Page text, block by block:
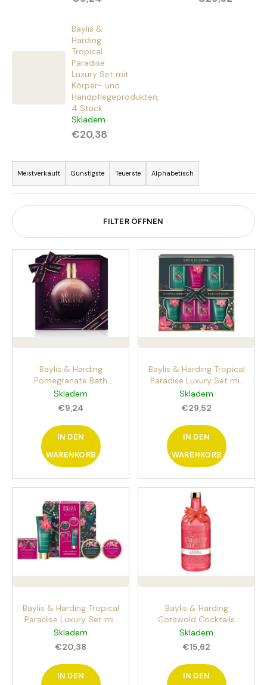
Baylis &
Harding
Tropical
Paradise
Luxury Set mit
Körper- und
Handpflegeprodukten,
4 Stück
Skladem
€20,38
P
o
d
u
k
t
e
Meistverkauft Günstigste Teuerste Alphabetisch
FILTER ÖFFNEN
L
d
e
e
Baylis & Harding
Pomegranate Bath
Bubbles 250 ml
Badeschaum Feige und
Granatapfel
Skladem
€9,24
IN DEN
WARENKORB
Baylis & Harding Tropical
Paradise Luxury Set mit
Körper- und
Handpflegeprodukten,
7-teilig
Skladem
€29,52
IN DEN
WARENKORB
Baylis & Harding Tropical
Paradise Luxury Set mit
Körper- und
Handpflegeprodukten, 4
Stück
Skladem
€20,38
IN DEN
Baylis & Harding
Cotswold Cocktails
Happy Hour Bath
Bubbles 750 ml
Badeschaum
Skladem
€15,62
IN DEN
SUCHEN
W
m
p
f
h
l
e
n
SEIFENBLUMENSTRAUSS L
€40,90